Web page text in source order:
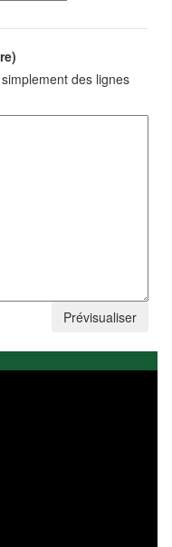
des lignes